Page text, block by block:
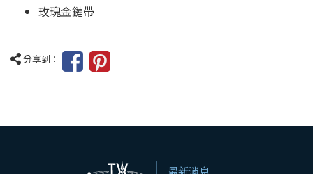
玫瑰金鏈帶
分享到：
最新消息